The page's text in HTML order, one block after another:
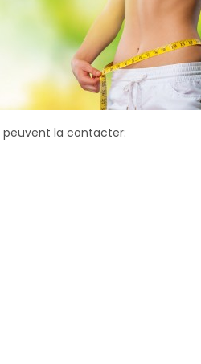
peuvent la contacter: